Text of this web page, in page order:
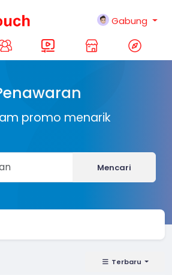
Gabung
promo menarik
Mencari
Terbaru